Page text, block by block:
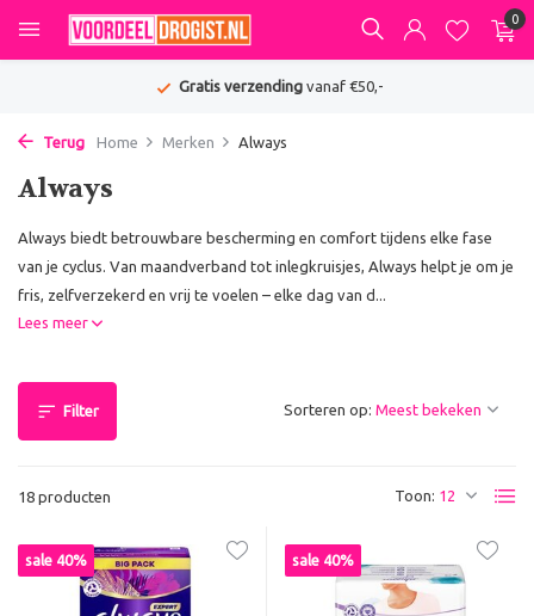
0
De beste deals van NL &
Terug Home Merken Always
Always
Always biedt betrouwbare bescherming en comfort tijdens elke fase
van je cyclus. Van maandverband tot inlegkruisjes, Always helpt je om je
fris, zelfverzekerd en vrij te voelen – elke dag van d...
Lees meer
Filter
18 producten Toon:
Sorteren op:
sale 40% sale 40%